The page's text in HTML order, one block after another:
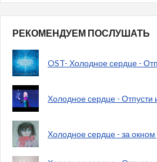
РЕКОМЕНДУЕМ ПОСЛУШАТЬ
OST- Холодное сердце -
Холодное сердце - Отпусти
Холодное сердце - за окном